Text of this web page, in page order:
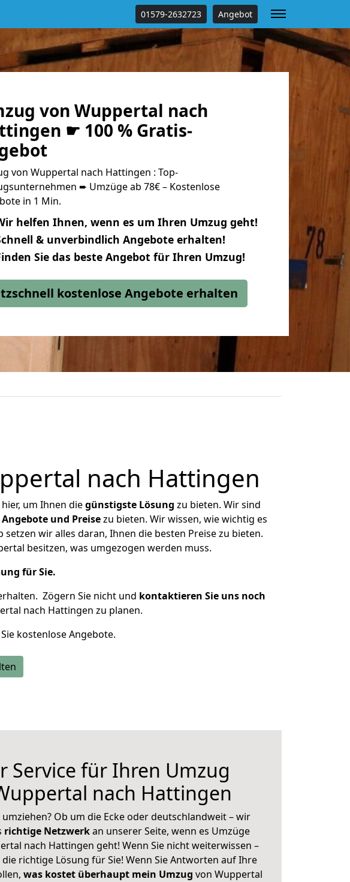
01579-2632723 Angebot
von Wuppertal nach
☛ 100 % Gratis-
von Wuppertal nach Hattingen : Top-
➨ Umzüge ab 78€ – Kostenlose
in 1 Min.
helfen Ihnen, wenn es um Ihren Umzug geht!
& unverbindlich Angebote erhalten!
Sie das beste Angebot für Ihren Umzug!
kostenlose Angebote erhalten
nach Hattingen
um Ihnen diegünstigste Lösung zu bieten. Wir sind
und Preisezu bieten. Wir wissen, wie wichtig es
wir alles daran, Ihnen die besten Preise zu bieten.
besitzen, was umgezogen werden muss.
für Sie.
Zögern Sie nicht und kontaktieren Sie uns noch
nach Hattingen zu planen.
kostenlose Angebote.
Service für Ihren Umzug
nach Hattingen
umziehen? Ob um die Ecke oder deutschlandweit – wir
richtige Netzwerkan unserer Seite, wenn es Umzüge
nach Hattingen geht! Wenn Sie nicht weiterwissen –
richtige Lösung für Sie! Wenn Sie Antworten auf Ihre
was kostet überhaupt mein Umzug von Wuppertal